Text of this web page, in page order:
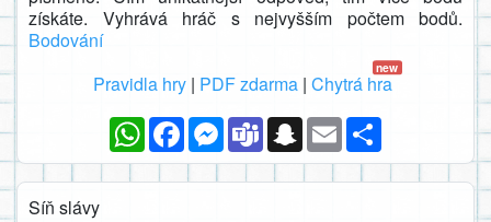
získáte. Vyhrává hráč s nejvyšším počtem bodů.
Bodování
Pravidla hry| PDF zdarma| Chytrá hra
new
WhatsAppFacebookMessenger
TeamsSnapchat
Email
Síň slávy